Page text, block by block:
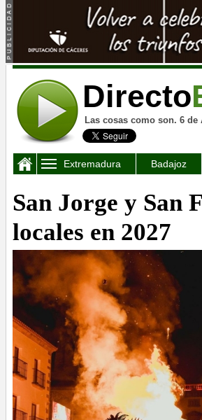
Directo
Las cosas como son. 6 de
Extremadura Badajoz
San Jorge y San
locales en 2027